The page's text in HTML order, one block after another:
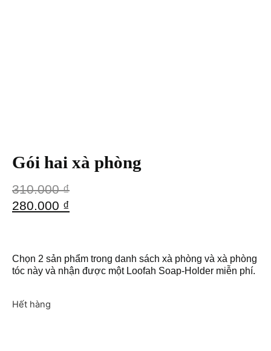
Gói hai xà phòng
310.000₫
280.000 ₫
Chọn 2 sản phẩm trong danh sách xà phòng và xà phòng
tóc này và nhận được một Loofah Soap-Holder miễn phí.
Hết hàng